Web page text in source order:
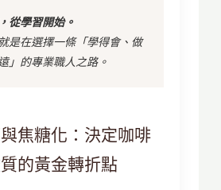
從學習開始。
是在選擇一條「學得會、做
」的專業職人之路。
焦糖化：決定咖啡
的黃金轉折點